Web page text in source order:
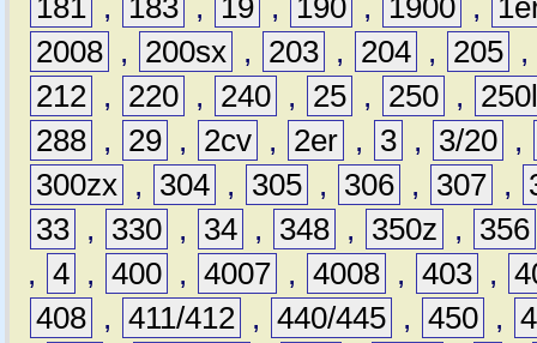
181 , 183 , 19 , 190 , 1900 ,
2008 , 200sx , 203 , 204 , 205 ,
212 , 220 , 240 , 25 , 250 ,
288 , 29 , 2cv , 2er , 3 , 3/20 ,
300zx , 304 , 305 , 306 , 307 ,
33 , 330 , 34 , 348 , 350z ,
356
, 4 , 400 , 4007 , 4008 , 403 ,
408 , 411/412 , 440/445 , 450 ,